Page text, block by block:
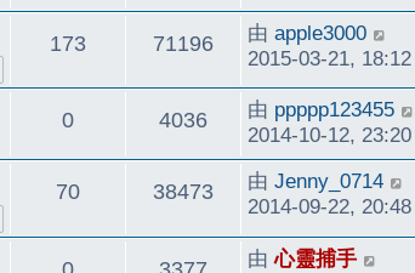
覆
看
發
表
173回
覆
71196觀
看
最
後
發
表
由 apple3000
2015-03-21, 18:12
0回
覆
4036觀
看
最
後
發
表
由 ppppp123455
2014-10-12, 23:20
70回
覆
38473觀
看
最
後
發
表
由 Jenny_0714
2014-09-22, 20:48
最
由心靈捕手